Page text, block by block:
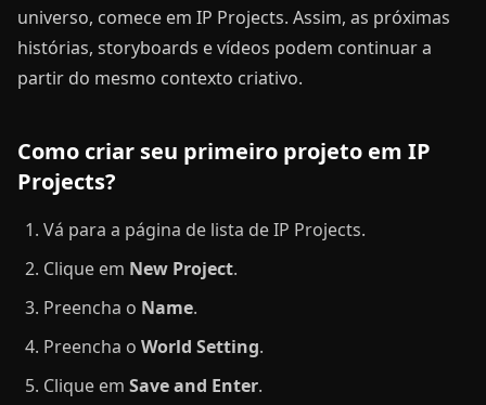
universo, comece em IP Projects. Assim, as próximas
histórias, storyboards e vídeos podem continuar a
partir do mesmo contexto criativo.
Como criar seu primeiro projeto em IP
Projects?
Vá para a página de lista de IP Projects.
Clique em New Project.
Preencha o Name.
Preencha o World Setting.
Clique em Save and Enter.